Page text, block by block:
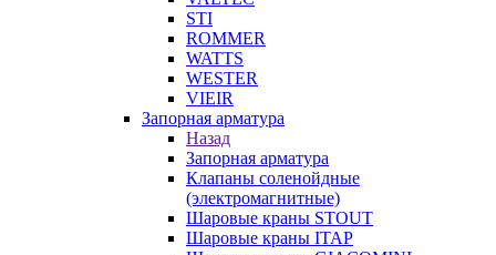
STI
ROMMER
WATTS
WESTER
VIEIR
Запорная арматура
Назад
Запорная арматура
Клапаны соленойдные
(электромагнитные)
Шаровые краны STOUT
Шаровые краны ITAP